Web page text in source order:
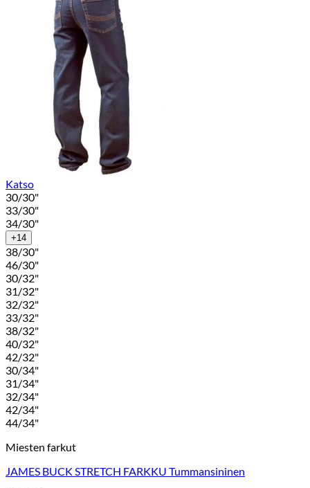
Katso
30/30"
33/30"
34/30"
+14
38/30"
46/30"
30/32"
31/32"
32/32"
33/32"
38/32"
40/32"
42/32"
30/34"
31/34"
32/34"
42/34"
44/34"
Miesten farkut
JAMES BUCK STRETCH FARKKU Tummansininen